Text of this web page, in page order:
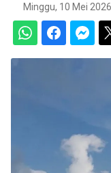
Minggu, 10 Mei